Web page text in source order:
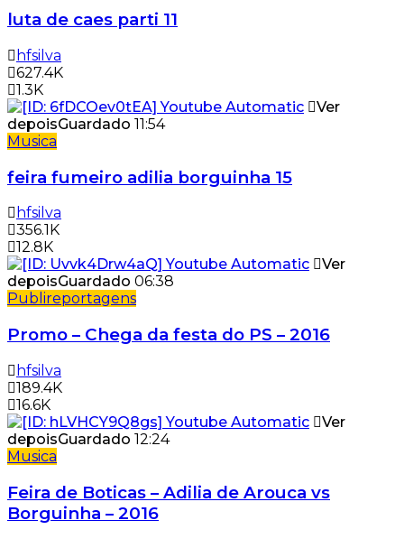
luta de caes parti 11
hfsilva
627.4K
1.3K
Ver
depoisGuardado 11:54
Musica
feira fumeiro adilia borguinha 15
hfsilva
356.1K
12.8K
Ver
depoisGuardado 06:38
Publireportagens
Promo – Chega da festa do PS – 2016
hfsilva
189.4K
16.6K
Ver
depoisGuardado 12:24
Musica
Feira de Boticas – Adilia de Arouca vs
Borguinha – 2016